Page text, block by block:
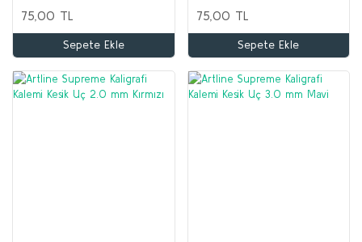
75,00 TL
Sepete Ekle
75,00 TL
Sepete Ekle